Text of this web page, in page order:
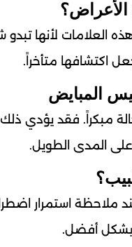
العلامات لأنها تبدو
اكتشافها متأخراً.
المبايض
مبكراً. فقد يؤدي
المدى الطويل.
ملاحظة استمرار
بشكل أفضل.